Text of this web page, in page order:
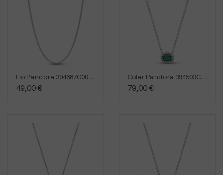
Fio Pandora 394687C00-70
49,00 €
Colar Pandora 394503C01
79,00 €